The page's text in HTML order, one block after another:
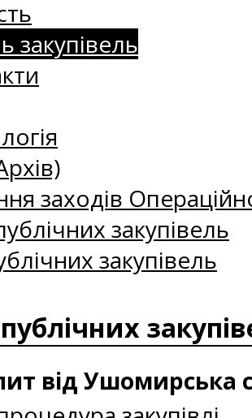
закупівель
заходів
закупівель
закупівель
від Ушомирська